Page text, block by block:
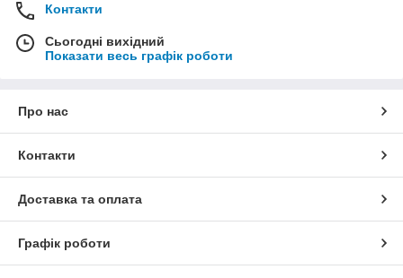
Контакти
Сьогодні вихідний
Показати весь графік роботи
Про нас
Контакти
Доставка та оплата
Графік роботи